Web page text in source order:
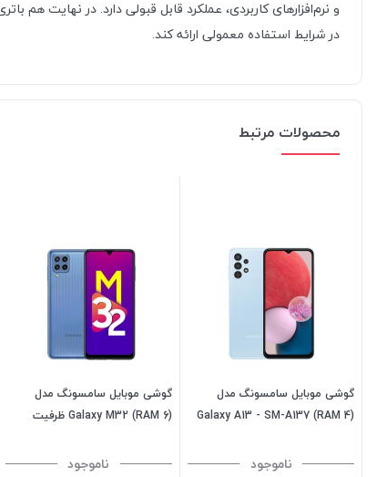
در شرایط استفاده معمولی ارائه کند.
محصولات مرتبط
گوشی موبایل سامسونگ مدل
Galaxy A13 - SM-A137 (RAM 4)
ناموجود
گوشی موبایل سامسونگ مدل
Galaxy M32 (RAM 6) ظرفیت
ناموجود